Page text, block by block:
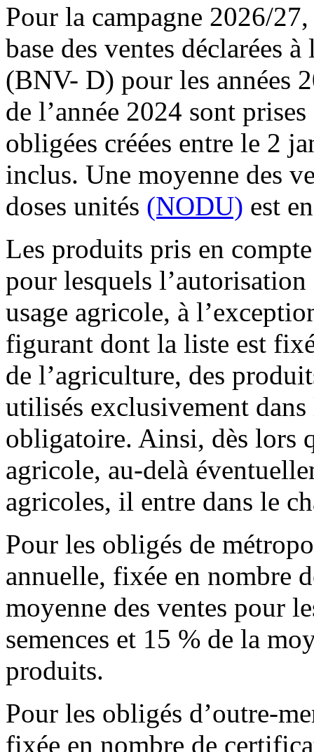
Pour la campagne 2026/
base des ventes déclarées
(BNV- D) pour les années
de l’année 2024 sont
obligées créées entre le 2
inclus. Une moyenne des
doses unités (NODU) est
Les produits pris en
pour lesquels
usage agricole, à
figurant dont la liste est
de l’agriculture, des
utilisés exclusivement
obligatoire. Ainsi, dès lors
agricole, au-delà
agricoles, il entre dans le
Pour les obligés de
annuelle, fixée en nombre
moyenne des ventes pour
semences et 15 % de la
produits.
Pour les obligés d’outre-
fixée en nombre de